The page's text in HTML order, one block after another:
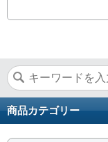
商品カテゴリー